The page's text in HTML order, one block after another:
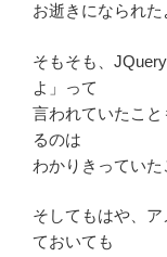
お逝きになられた
そもそも、
よ」って
言われていたこ
るのは
わかりきっていた
そしてもはや、
ておいても